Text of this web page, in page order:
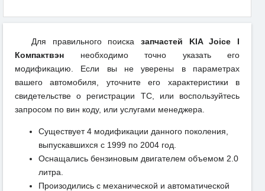
Для правильного поиска запчастей KIA Joice I
Компактвэн необходимо точно указать его
модификацию. Если вы не уверены в параметрах
вашего автомобиля, уточните его характеристики в
свидетельстве о регистрации ТС, или воспользуйтесь
запросом по вин коду, или услугами менеджера.
Существует 4 модификации данного поколения,
выпускавшихся с 1999 по 2004 год.
Оснащались бензиновым двигателем объемом 2.0
литра.
Произодились с механической и автоматической